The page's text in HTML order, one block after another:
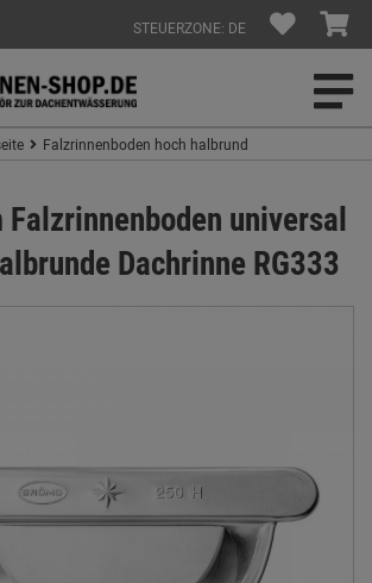
STEUERZONE: DE
Falzrinnenboden hoch halbrund
universal
Dachrinne RG333